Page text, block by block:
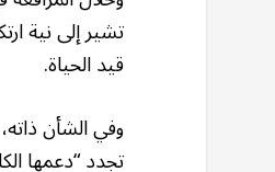
تشير إلى نية
قيد الحياة.
وفي الشأن
تجدد “دعمها